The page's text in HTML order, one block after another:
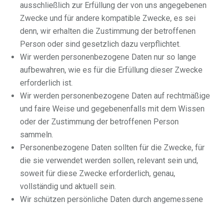
ausschließlich zur Erfüllung der von uns angegebenen
Zwecke und für andere kompatible Zwecke, es sei
denn, wir erhalten die Zustimmung der betroffenen
Person oder sind gesetzlich dazu verpflichtet.
Wir werden personenbezogene Daten nur so lange
aufbewahren, wie es für die Erfüllung dieser Zwecke
erforderlich ist.
Wir werden personenbezogene Daten auf rechtmäßige
und faire Weise und gegebenenfalls mit dem Wissen
oder der Zustimmung der betroffenen Person
sammeln.
Personenbezogene Daten sollten für die Zwecke, für
die sie verwendet werden sollen, relevant sein und,
soweit für diese Zwecke erforderlich, genau,
vollständig und aktuell sein.
Wir schützen persönliche Daten durch angemessene